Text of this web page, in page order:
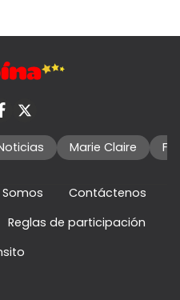
Marie Claire
Contáctenos
Reglas de participación